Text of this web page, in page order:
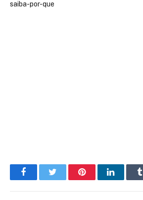
FacebookTwitter PinterestLinkedIn